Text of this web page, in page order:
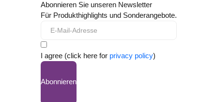
Abonnieren Sie unseren Newsletter
Für Produkthighlights und Sonderangebote.
I agree (click here for privacy policy)
Abonnieren